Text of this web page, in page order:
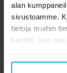
alan
sivustoamme.
tietoja muihin
kerätty, kun
Hinta:
1,99